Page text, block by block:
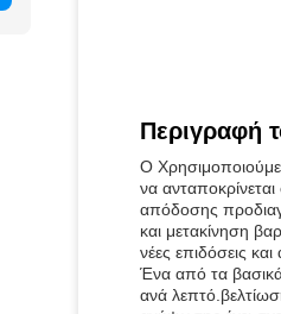
Περιγραφή
Ο
να
απόδοσης
και μετακίνηση
νέες επιδόσεις και
Ένα από τα
ανά